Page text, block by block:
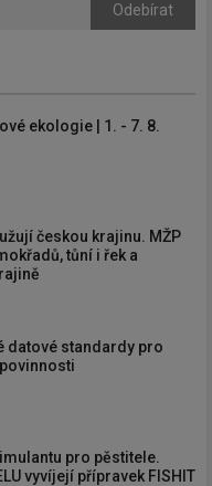
Odebírat
ekologie | 1. - 7. 8.
českou krajinu. MŽP
tůní i řek a
datové standardy pro
pro pěstitele.
vyvíjejí přípravek FISHIT